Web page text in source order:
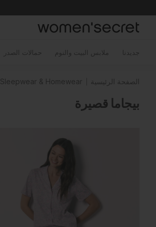
المحتوى
جديدنا ملابس البيت والنوم حمالات الصدر
الصفحة الرئيسية Sleepwear & Homewear
بيجاما قصيرة